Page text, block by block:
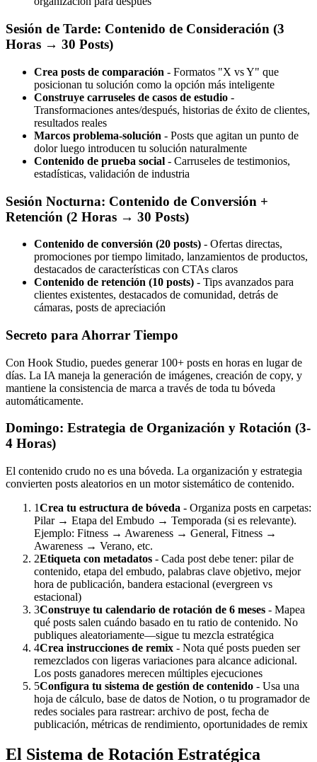
Sesión de Tarde: Contenido de Consideración (3
Horas → 30 Posts)
Crea posts de comparación - Formatos "X vs Y" que
posicionan tu solución como la opción más inteligente
Construye carruseles de casos de estudio -
Transformaciones antes/después, historias de éxito de clientes,
resultados reales
Marcos problema-solución - Posts que agitan un punto de
dolor luego introducen tu solución naturalmente
Contenido de prueba social - Carruseles de testimonios,
estadísticas, validación de industria
Sesión Nocturna: Contenido de Conversión +
Retención (2 Horas → 30 Posts)
Contenido de conversión (20 posts) - Ofertas directas,
promociones por tiempo limitado, lanzamientos de productos,
destacados de características con CTAs claros
Contenido de retención (10 posts) - Tips avanzados para
clientes existentes, destacados de comunidad, detrás de
cámaras, posts de apreciación
Secreto para Ahorrar Tiempo
Con Hook Studio, puedes generar 100+ posts en horas en lugar de
días. La IA maneja la generación de imágenes, creación de copy, y
mantiene la consistencia de marca a través de toda tu bóveda
automáticamente.
Domingo: Estrategia de Organización y Rotación (3-
4 Horas)
El contenido crudo no es una bóveda. La organización y estrategia
convierten posts aleatorios en un motor sistemático de contenido.
1Crea tu estructura de bóveda - Organiza posts en carpetas:
Pilar → Etapa del Embudo → Temporada (si es relevante).
Ejemplo: Fitness → Awareness → General, Fitness →
Awareness → Verano, etc.
2Etiqueta con metadatos - Cada post debe tener: pilar de
contenido, etapa del embudo, palabras clave objetivo, mejor
hora de publicación, bandera estacional (evergreen vs
estacional)
3Construye tu calendario de rotación de 6 meses - Mapea
qué posts salen cuándo basado en tu ratio de contenido. No
publiques aleatoriamente—sigue tu mezcla estratégica
4Crea instrucciones de remix - Nota qué posts pueden ser
remezclados con ligeras variaciones para alcance adicional.
Los posts ganadores merecen múltiples ejecuciones
5Configura tu sistema de gestión de contenido - Usa una
hoja de cálculo, base de datos de Notion, o tu programador de
redes sociales para rastrear: archivo de post, fecha de
publicación, métricas de rendimiento, oportunidades de remix
El Sistema de Rotación Estratégica